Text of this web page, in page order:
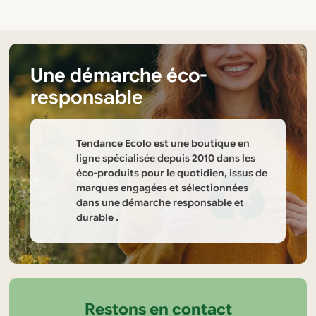
Informations
sur
Une démarche éco-
responsable
Tendance Ecolo est une boutique en
ligne spécialisée depuis 2010 dans les
éco-produits pour le quotidien, issus de
marques engagées et sélectionnées
dans une démarche responsable et
durable .
Restons en contact